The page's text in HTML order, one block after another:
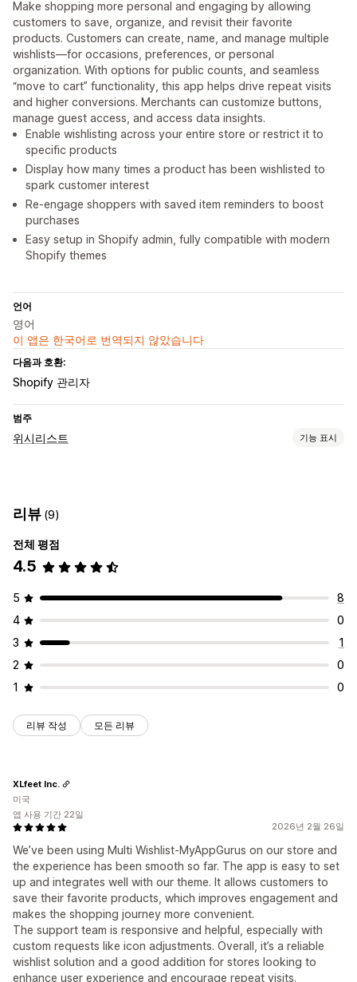
Make shopping more personal and engaging by allowing
customers to save, organize, and revisit their favorite
products. Customers can create, name, and manage multiple
wishlists—for occasions, preferences, or personal
organization. With options for public counts, and seamless
“move to cart” functionality, this app helps drive repeat visits
and higher conversions. Merchants can customize buttons,
manage guest access, and access data insights.
Enable wishlisting across your entire store or restrict it to
specific products
Display how many times a product has been wishlisted to
spark customer interest
Re-engage shoppers with saved item reminders to boost
purchases
Easy setup in Shopify admin, fully compatible with modern
Shopify themes
언어
영어
이 앱은 한국어로 번역되지 않았습니다
다음과 호환:
Shopify 관리자
범주
위시리스트 기능 표시
목록 관리
대시보드
리뷰 (9)
전체 평점
4.5
5
8
4
0
3
1
2
0
1
0
리뷰 작성 모든 리뷰
2026년 2월 26일
We’ve been using Multi Wishlist-MyAppGurus on our store and
the experience has been smooth so far. The app is easy to set
up and integrates well with our theme. It allows customers to
save their favorite products, which improves engagement and
makes the shopping journey more convenient.
The support team is responsive and helpful, especially with
custom requests like icon adjustments. Overall, it’s a reliable
wishlist solution and a good addition for stores looking to
enhance user experience and encourage repeat visits.
XLfeet Inc.
미국
앱 사용 기간 22일